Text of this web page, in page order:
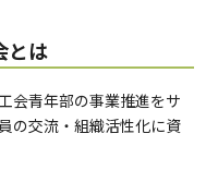
とは
会青年部の事業推進をサ
の交流・組織活性化に資